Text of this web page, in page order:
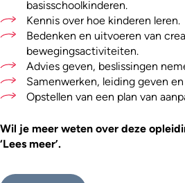
basisschoolkinderen.
Kennis over hoe kinderen leren.
Bedenken en uitvoeren van
bewegingsactiviteiten.
Advies geven, beslissingen
Samenwerken, leiding geven
Opstellen van een plan van
Wil je meer weten over deze
‘Lees meer’.